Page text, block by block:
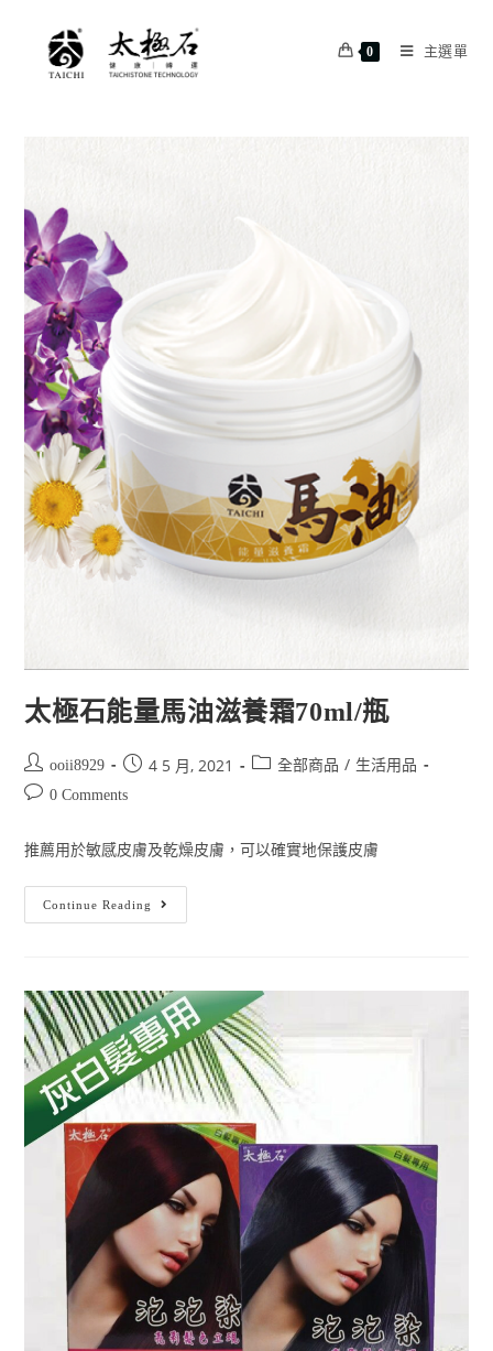
0 主選單
太極石能量馬油滋養霜70ml/瓶
ooii8929 4 5 月, 2021 全部商品 / 生活用品
0 Comments
推薦用於敏感皮膚及乾燥皮膚，可以確實地保護皮膚
Continue Reading